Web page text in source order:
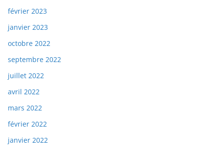
février 2023
janvier 2023
octobre 2022
septembre 2022
juillet 2022
avril 2022
mars 2022
février 2022
janvier 2022